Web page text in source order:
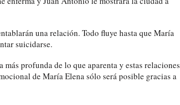
una relación. Todo fluye hasta que María
suicidarse.
profunda de lo que aparenta y estas relaciones
de María Elena sólo será posible gracias a